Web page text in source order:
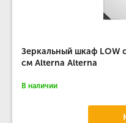
Зеркальный шкаф LOW
см Alterna Alterna
В наличии